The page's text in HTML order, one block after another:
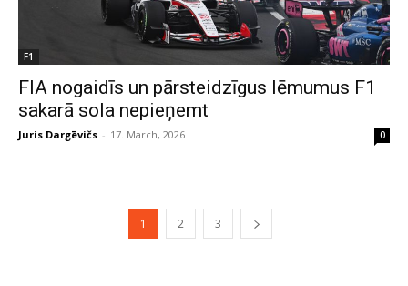
F1
FIA nogaidīs un pārsteidzīgus lēmumus F1
sakarā sola nepieņemt
Juris Dargēvičs - 17. March, 2026 0
1 2 3